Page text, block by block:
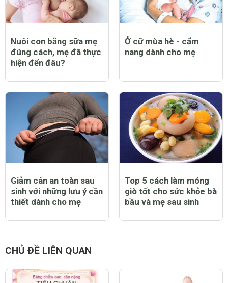
Nuôi con bằng sữa mẹ
đúng cách, mẹ đã thực
hiện đến đâu?
Ở cữ mùa hè - cẩm
nang dành cho mẹ
Giảm cân an toàn sau
sinh với những lưu ý cần
thiết dành cho mẹ
Top 5 cách làm móng
giò tốt cho sức khỏe bà
bầu và mẹ sau sinh
CHỦ ĐỀ LIÊN QUAN